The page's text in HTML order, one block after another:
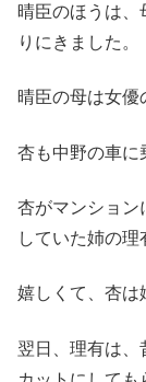
晴臣のほうは、
りにきました。
晴臣の母は女優
杏も中野の車に
杏がマンション
していた姉の理
嬉しくて、杏は
翌日、理有は、